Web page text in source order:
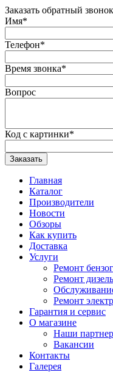
Заказать обратный звонок
Имя*
Телефон*
Время звонка*
Вопрос
Код с картинки*
Заказать
Главная
Каталог
Производители
Новости
Обзоры
Как купить
Доставка
Услуги
Ремонт
Ремонт
Ремонт
Гарантия и сервис
О магазине
Наши
Вакансии
Контакты
Галерея